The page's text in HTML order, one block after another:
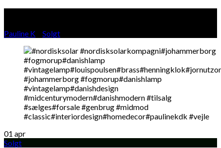
Pauline K Solgt
01 apr
Solgt